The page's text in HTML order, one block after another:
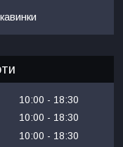
10:00
18:30
10:00
18:30
10:00
18:30